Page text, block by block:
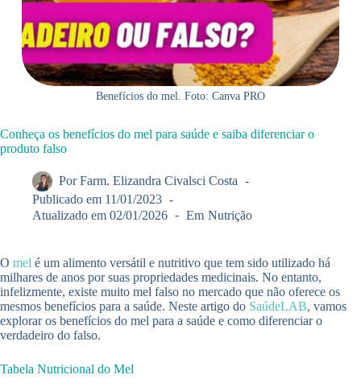
Benefícios do mel. Foto: Canva PRO
Conheça os benefícios do mel para saúde e saiba diferenciar o
produto falso
Por Farm. Elizandra Civalsci Costa
Publicado em 11/01/2023
Atualizado em 02/01/2026 Em Nutrição
O mel é um alimento versátil e nutritivo que tem sido utilizado há
milhares de anos por suas propriedades medicinais. No entanto,
infelizmente, existe muito mel falso no mercado que não oferece os
mesmos benefícios para a saúde. Neste artigo do SaúdeLAB, vamos
explorar os benefícios do mel para a saúde e como diferenciar o
verdadeiro do falso.
Tabela Nutricional do Mel